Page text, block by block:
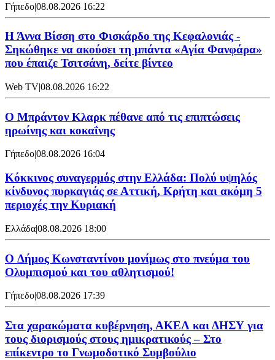
Γήπεδο|08.08.2026 16:22
Η Άννα Βίσση στο Φισκάρδο της Κεφαλονιάς -
Σηκώθηκε να ακούσει τη μπάντα «Αγία Φανφάρα»
που έπαιζε Τσιτσάνη, δείτε βίντεο
Web TV|08.08.2026 16:22
Ο Μπράντον Κλαρκ πέθανε από τις επιπτώσεις
ηρωίνης και κοκαΐνης
Γήπεδο|08.08.2026 16:04
Κόκκινος συναγερμός στην Ελλάδα: Πολύ υψηλός
κίνδυνος πυρκαγιάς σε Αττική, Κρήτη και ακόμη 5
περιοχές την Κυριακή
Ελλάδα|08.08.2026 18:00
O Δήμος Κωνσταντίνου μονίμως στο πνεύμα του
Ολυμπισμού και του αθλητισμού!
Γήπεδο|08.08.2026 17:39
Στα χαρακώματα κυβέρνηση, ΑΚΕΛ και ΔΗΣΥ για
τους διορισμούς στους ημικρατικούς – Στο
επίκεντρο το Γνωμοδοτικό Συμβούλιο